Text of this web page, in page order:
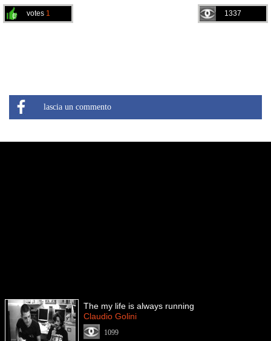
1337
votes 1
lascia un commento
The my life is always running
Claudio Golini
1099